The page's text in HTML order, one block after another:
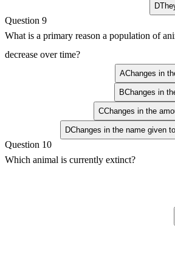
D
Question 9
What is a primary reason a population of
decrease over time?
AChanges in
BChanges in
CChanges in the
DChanges in the name given
Question 10
Which animal is currently extinct?